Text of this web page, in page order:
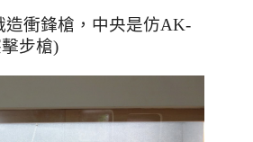
造衝鋒槍，中央是仿AK-
步槍)